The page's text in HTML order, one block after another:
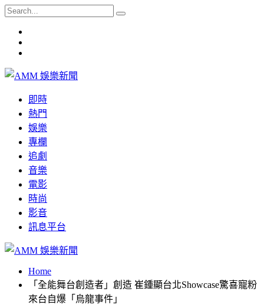
即時
熱門
娛樂
專欄
追劇
音樂
電影
時尚
影音
訊息平台
Home
「全能舞台創造者」創造 崔鍾顯台北Showcase驚喜寵粉
來台自爆「烏龍事件」